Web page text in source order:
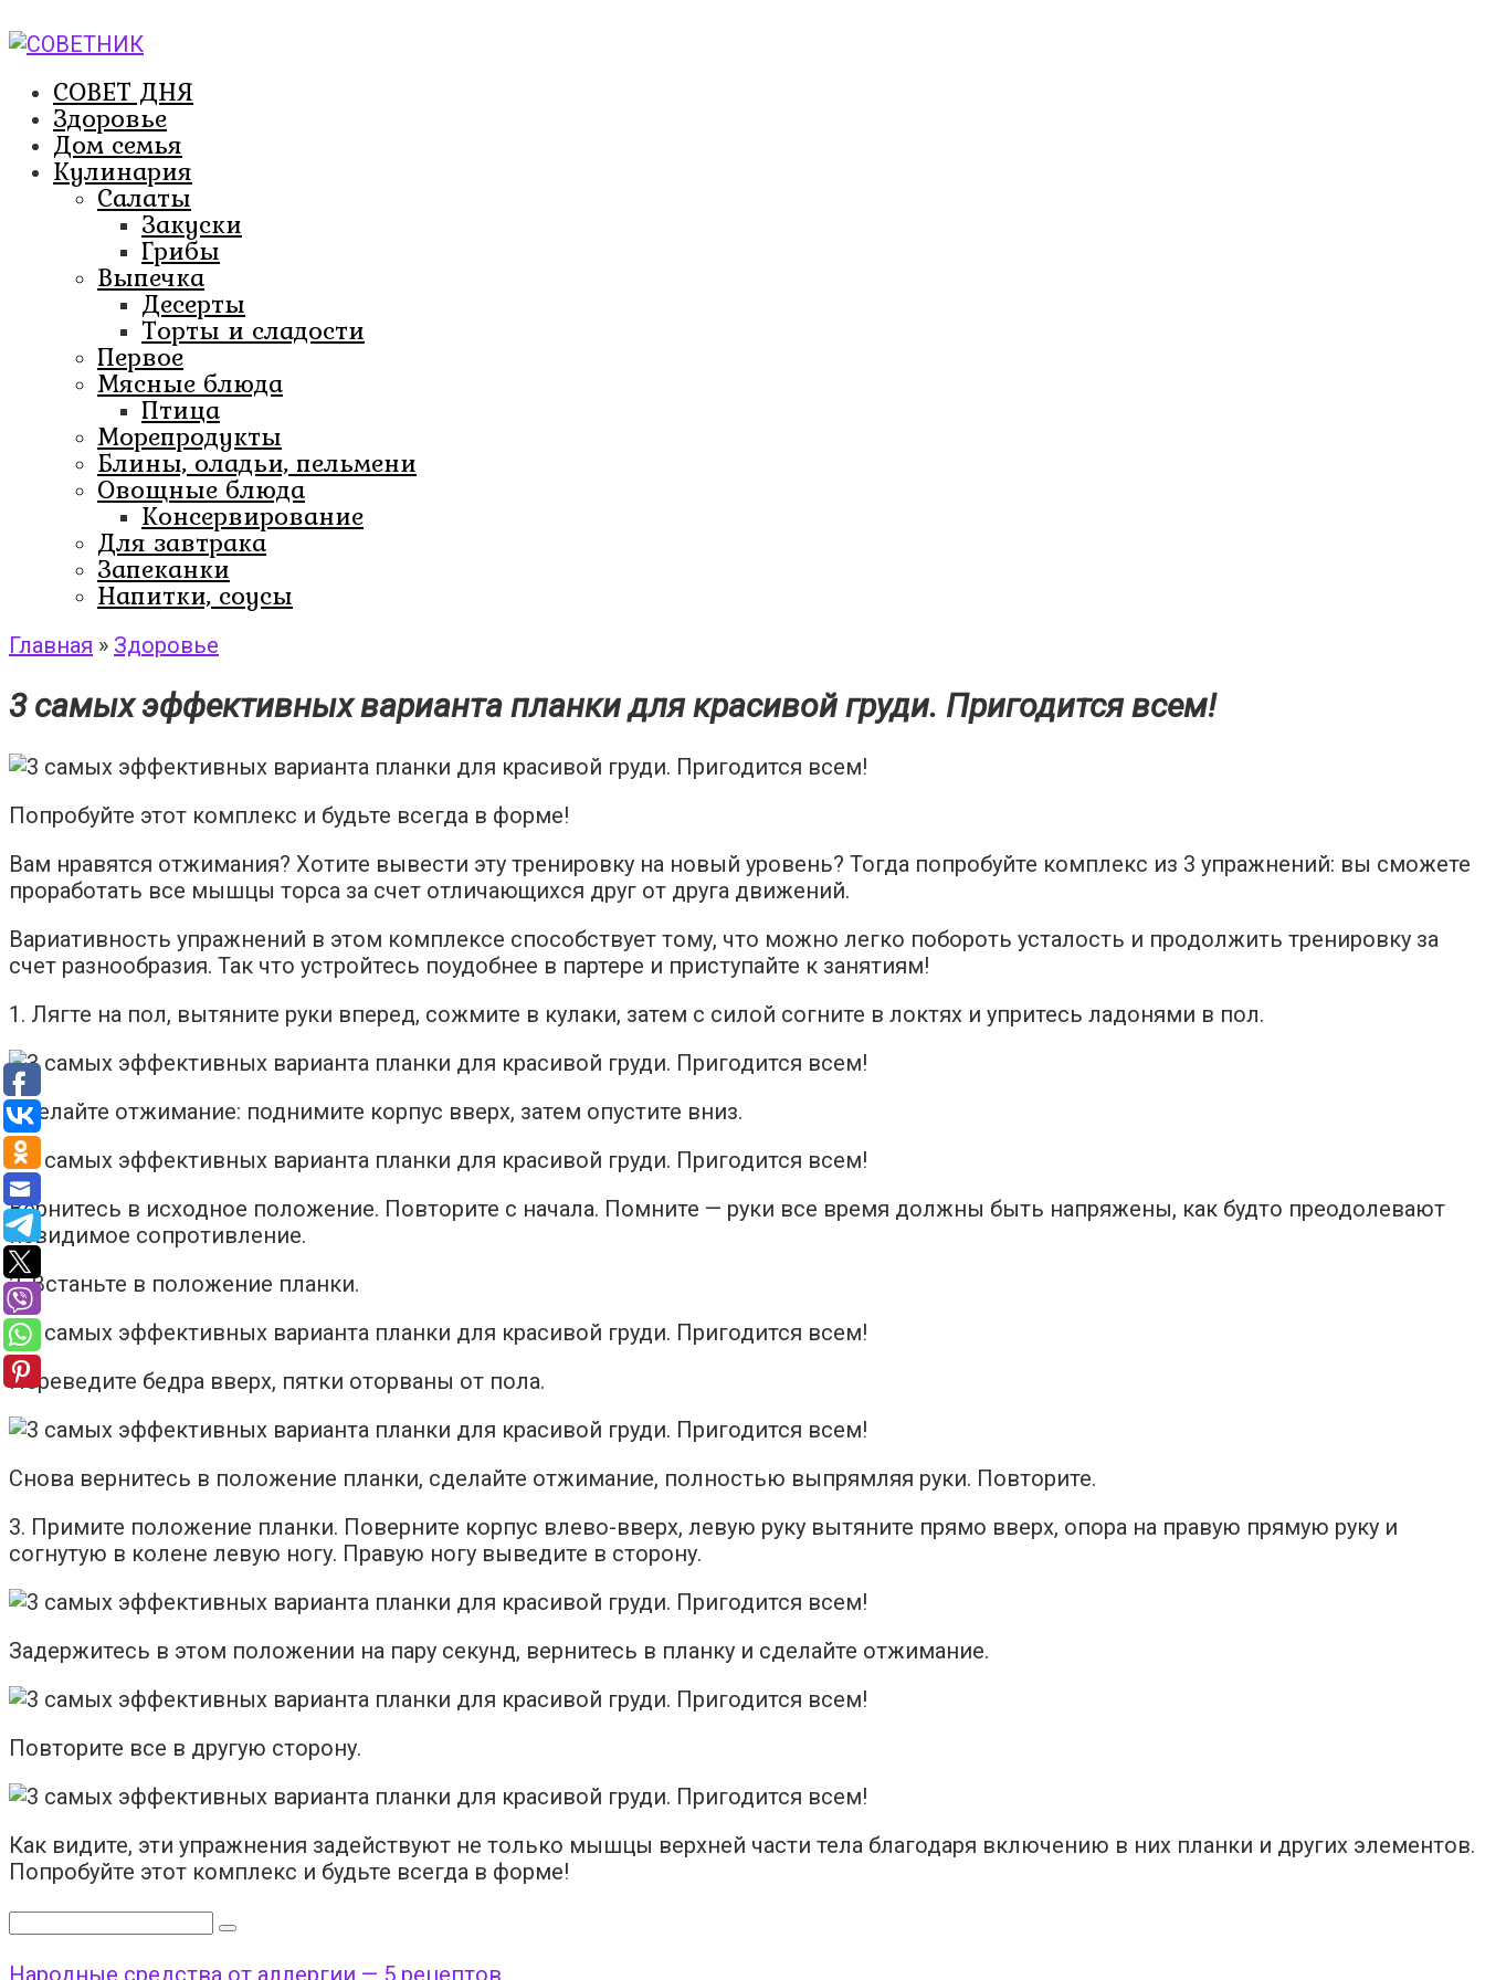
к
СОВЕТ ДНЯ
Здоровье
Дом семья
Кулинария
Салаты
Закуски
Грибы
Выпечка
Десерты
Торты и сладости
Первое
Мясные блюда
Птица
Морепродукты
Блины, оладьи, пельмени
Овощные блюда
Консервирование
Для завтрака
Запеканки
Напитки, соусы
Главная » Здоровье
3 самых эффективных варианта планки для красивой груди. Пригодится всем!
Попробуйте этот комплекс и будьте всегда в форме!
Вам нравятся отжимания? Хотите вывести эту тренировку на новый уровень? Тогда попробуйте комплекс из 3 упражнений: вы сможете
проработать все мышцы торса за счет отличающихся друг от друга движений.
Вариативность упражнений в этом комплексе способствует тому, что можно легко побороть усталость и продолжить тренировку за
счет разнообразия. Так что устройтесь поудобнее в партере и приступайте к занятиям!
1. Лягте на пол, вытяните руки вперед, сожмите в кулаки, затем с силой согните в локтях и упритесь ладонями в пол.
Сделайте отжимание: поднимите корпус вверх, затем опустите вниз.
Вернитесь в исходное положение. Повторите с начала. Помните — руки все время должны быть напряжены, как будто преодолевают
невидимое сопротивление.
2. Встаньте в положение планки.
Переведите бедра вверх, пятки оторваны от пола.
Снова вернитесь в положение планки, сделайте отжимание, полностью выпрямляя руки. Повторите.
3. Примите положение планки. Поверните корпус влево-вверх, левую руку вытяните прямо вверх, опора на правую прямую руку и
согнутую в колене левую ногу. Правую ногу выведите в сторону.
Задержитесь в этом положении на пару секунд, вернитесь в планку и сделайте отжимание.
Повторите все в другую сторону.
Как видите, эти упражнения задействуют не только мышцы верхней части тела благодаря включению в них планки и других элементов.
Попробуйте этот комплекс и будьте всегда в форме!
Поиск:
Народные средства от аллергии — 5 рецептов